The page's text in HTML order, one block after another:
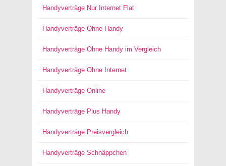
Handyverträge Nur Internet Flat
Handyverträge Ohne Handy
Handyverträge Ohne Handy im Vergleich
Handyverträge Ohne Internet
Handyverträge Online
Handyverträge Plus Handy
Handyverträge Preisvergleich
Handyverträge Schnäppchen